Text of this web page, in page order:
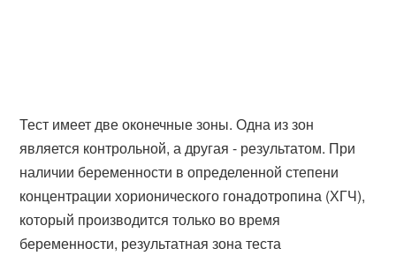
Тест имеет две оконечные зоны. Одна из зон
является контрольной, а другая - результатом. При
наличии беременности в определенной степени
концентрации хорионического гонадотропина (ХГЧ),
который производится только во время
беременности, результатная зона теста